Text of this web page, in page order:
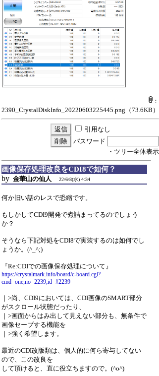
：
2390_CrystalDiskInfo_20220603225445.png （73.6KB）
引用なし
パスワード
・ツリー全体表示
画像保存処理改良をCDI8で如何？
by 金華山の仙人 22/6/8(水) 4:34
何か旧い話のレスで恐縮です。
もしかしてCDI9開発で煮詰まってるのでしょう
か？
そうなら下記対処をCDI8で実装するのは如何でし
ょうか。(^_^;)
『Re:CDIでの画像保存処理について』
https://crystalmark.info/board/c-board.cgi?
cmd=one;no=2239;id=#2239
｜>尚、CDI9においては、CDI画像のSMART部分
がスクロール状態だったり、
｜>画面からはみ出して見えない部分も、無条件で
画像セーブする機能を
｜>強く希望します。
最近のCDI改版類は、個人的に何ら寄与してない
ので、この改良を
して頂けると、直に役立ちますので。(^o^)